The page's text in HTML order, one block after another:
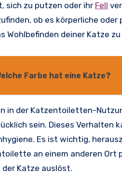
sich zu putzen oder ihr Fell
ob es körperliche
Wohlbefinden deiner Katze
Farbe hat eine Katze?
in der Katzentoiletten-
sein. Dieses Verhalten
Es ist wichtig,
an einem anderen Ort
Katze auslöst.